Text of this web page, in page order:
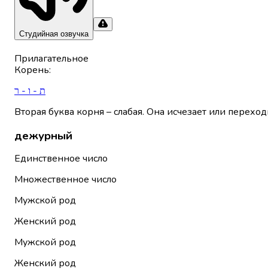
Студийная озвучка
Прилагательное
Корень:
ת - ו - ר
Вторая буква корня – слабая. Она исчезает или
дежурный
Единственное число
Множественное число
Мужской род
Женский род
Мужской род
Женский род